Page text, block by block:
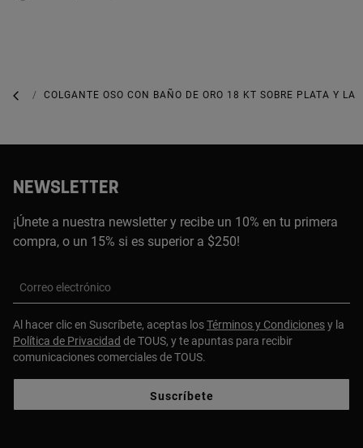
JOYAS DE PLATA 925
COLGANTE OSO CON BAÑO DE ORO 18 KT SOBRE PLATA Y
NEWSLETTER
¡Únete a nuestra newsletter y recibe un 10% en tu primera
compra, o un 15% si es superior a $250!
Correo electrónico
Al hacer clic en Suscríbete, aceptas losTérminos y Condicionesy la
Política de Privacidad de TOUS, y te apuntas para recibir
comunicaciones comerciales de TOUS.
Suscríbete